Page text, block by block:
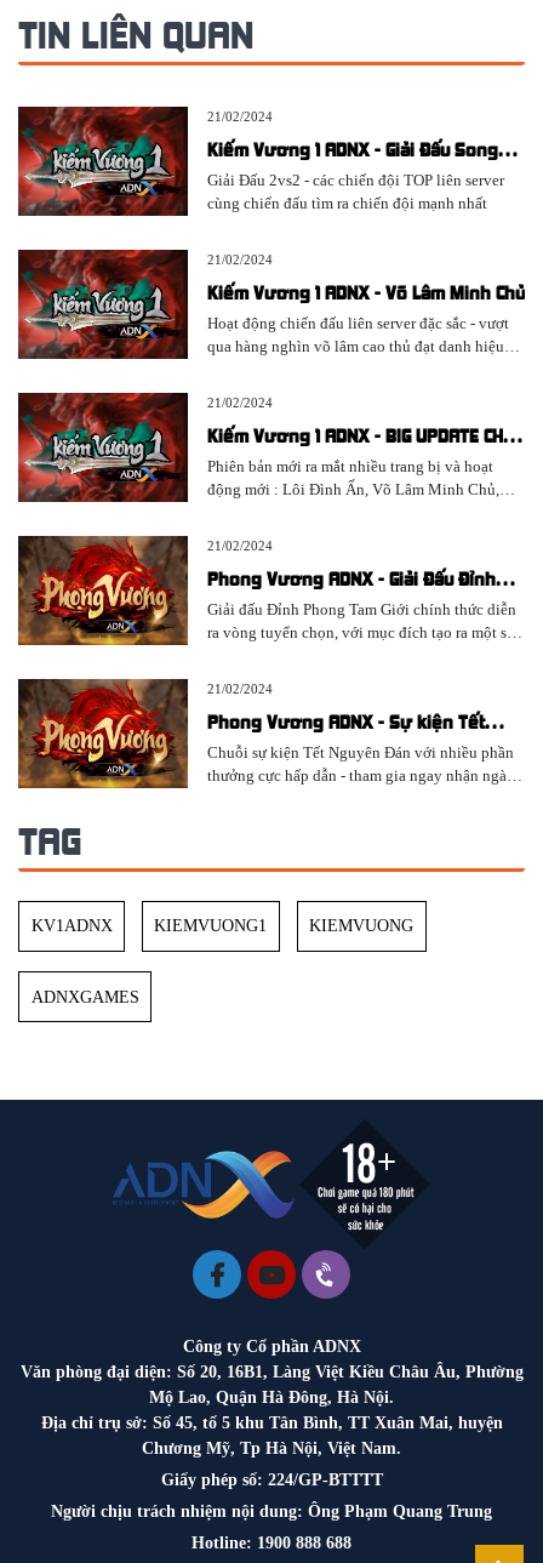
TIN LIÊN QUAN
21/02/2024
Kiếm Vương 1 ADNX - Giải Đấu Song
Long Xuất Hải
Giải Đấu 2vs2 - các chiến đội TOP liên server
cùng chiến đấu tìm ra chiến đội mạnh nhất
21/02/2024
Kiếm Vương 1 ADNX - Võ Lâm Minh Chủ
Hoạt động chiến đấu liên server đặc sắc - vượt
qua hàng nghìn võ lâm cao thủ đạt danh hiệu
21/02/2024
Kiếm Vương 1 ADNX - BIG UPDATE CHÂN
LONG THẦN ẤN
Phiên bản mới ra mắt nhiều trang bị và hoạt
động mới : Lôi Đình Ấn, Võ Lâm Minh Chủ,
21/02/2024
Phong Vương ADNX - Giải Đấu Đỉnh
Phong Tam Giới
Giải đấu Đỉnh Phong Tam Giới chính thức diễn
ra vòng tuyển chọn, với mục đích tạo ra một sân
lệ chiến đấu Liên Server, có thể thỏa sức PK
chiến đấu kịch tính và cực hấp dẫn...PHONG
VƯƠNG ADNX chính thức khởi tranh giải đấu
21/02/2024
Phong Vương ADNX - Sự kiện Tết
Nguyên Đán
Chuỗi sự kiện Tết Nguyên Đán với nhiều phần
thưởng cực hấp dẫn - tham gia ngay nhận ngàn
TAG
KV1ADNX KIEMVUONG1 KIEMVUONG
ADNXGAMES
Công ty Cổ phần ADNX
Văn phòng đại diện: Số 20, 16B1, Làng Việt Kiều Châu Âu, Phường
Mộ Lao, Quận Hà Đông, Hà Nội.
Địa chỉ trụ sở: Số 45, tổ 5 khu Tân Bình, TT Xuân Mai, huyện
Chương Mỹ, Tp Hà Nội, Việt Nam.
Giấy phép số: 224/GP-BTTTT
Người chịu trách nhiệm nội dung: Ông Phạm Quang Trung
Hotline: 1900 888 688